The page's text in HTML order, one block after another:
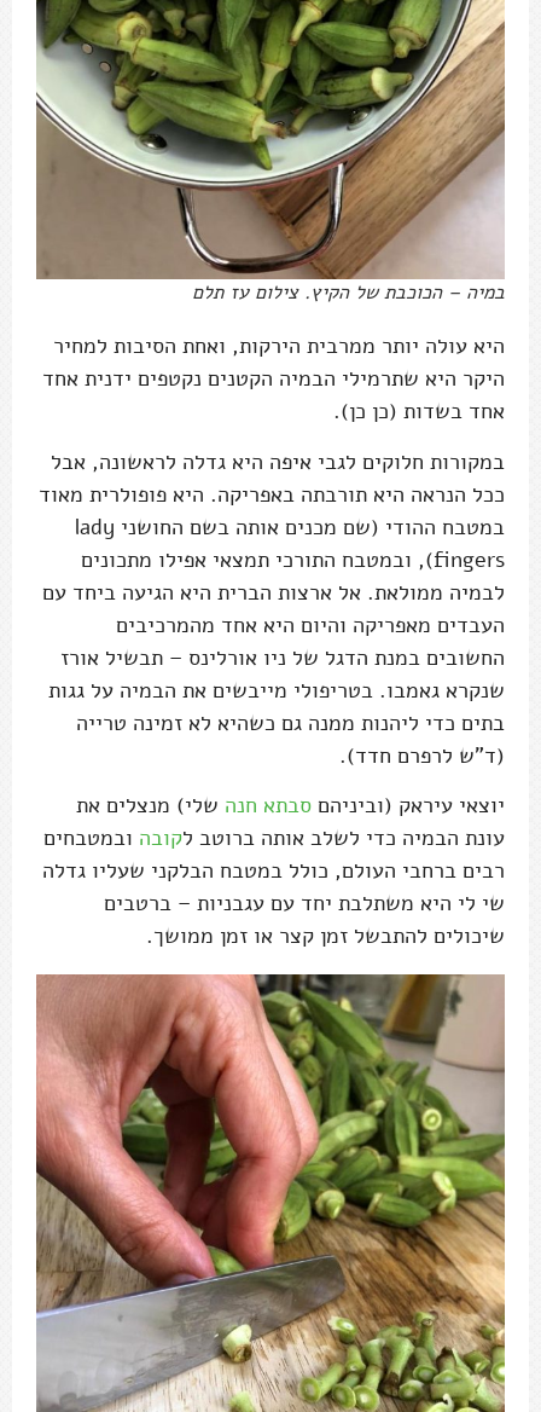
במיה – הכוכבת של הקיץ. צילום עז תלם
היא עולה יותר ממרבית הירקות, ואחת הסיבות למחיר
היקר היא שתרמילי הבמיה הקטנים נקטפים ידנית אחד
אחד בשדות (כן כן).
במקורות חלוקים לגבי איפה היא גדלה לראשונה, אבל
ככל הנראה היא תורבתה באפריקה. היא פופולרית מאוד
במטבח ההודי (שם מכנים אותה בשם החושני lady
fingers), ובמטבח התורכי תמצאי אפילו מתכונים
לבמיה ממולאת. אל ארצות הברית היא הגיעה ביחד עם
העבדים מאפריקה והיום היא אחד מהמרכיבים
החשובים במנת הדגל של ניו אורלינס – תבשיל אורז
שנקרא גאמבו. בטריפולי מייבשים את הבמיה על גגות
בתים כדי ליהנות ממנה גם כשהיא לא זמינה טרייה
(ד"ש לרפרם חדד).
יוצאי עיראק (וביניהם סבתא חנה שלי) מנצלים את
עונת הבמיה כדי לשלב אותה ברוטב לקובה ובמטבחים
רבים ברחבי העולם, כולל במטבח הבלקני שעליו גדלה
שי לי היא משתלבת יחד עם עגבניות – ברטבים
שיכולים להתבשל זמן קצר או זמן ממושך.